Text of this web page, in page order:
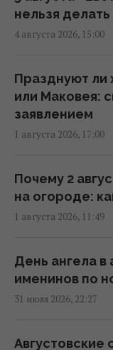
08:28 четверг, 06
разогреет аж
08:03 четверг, 06
Магнитные
07:10 четверг, 06
6 августа
06:30 четверг, 06
Глобальное
месяцы, –
нельзя
4 августа 2026, 15:00
Празднуют ли
или Маковея:
заявлением
1 августа 2026, 17:00
Почему 2
на огороде:
1 августа 2026, 11:49
День ангела в
именинов по
31 июля 2026, 22:27
Августовские